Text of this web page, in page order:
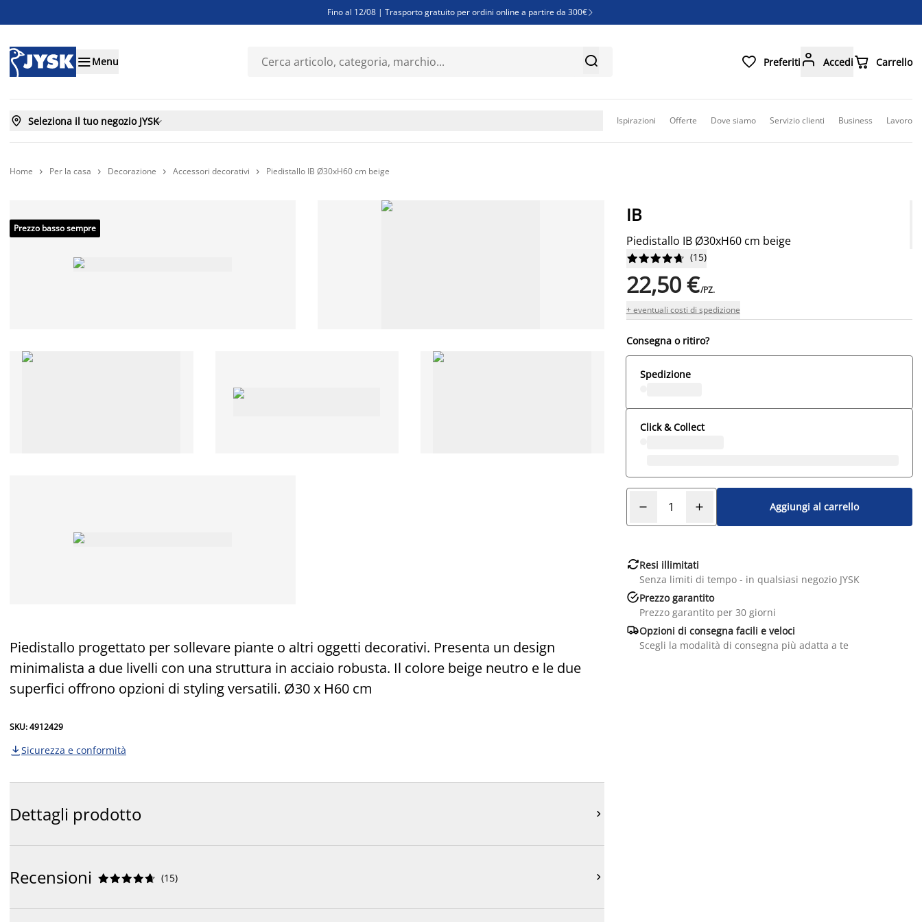
Fino al 12/08 | Trasporto gratuito per ordini online a partire da 300€ 
Finanziamenti - Scegli il piano di rimborso più adatto a te
Menu   Preferiti  Accedi Carrello
 Seleziona il tuo negozio JYSK Ispirazioni Offerte Dove siamo Servizio clienti Business Lavoro
Home  Per la casa  Decorazione  Accessori decorativi  Piedistallo IB Ø30xH60 cm beige
Prezzo basso sempre
Piedistallo progettato per sollevare piante o altri oggetti decorativi. Presenta un design
minimalista a due livelli con una struttura in acciaio robusta. Il colore beige neutro e le due
superfici offrono opzioni di styling versatili. Ø30 x H60 cm
SKU: 4912429
 Sicurezza e conformità
Dettagli prodotto 
Recensioni 




 (15) 
IB
Piedistallo IB Ø30xH60 cm beige





 (15)
22,50 €/PZ.
+ eventuali costi di spedizione
Consegna o ritiro?
Spedizione
Click & Collect
Aggiungi al carrello
Resi illimitati
Senza limiti di tempo - in qualsiasi negozio JYSK
Prezzo garantito
Prezzo garantito per 30 giorni
Opzioni di consegna facili e veloci
Scegli la modalità di consegna più adatta a te